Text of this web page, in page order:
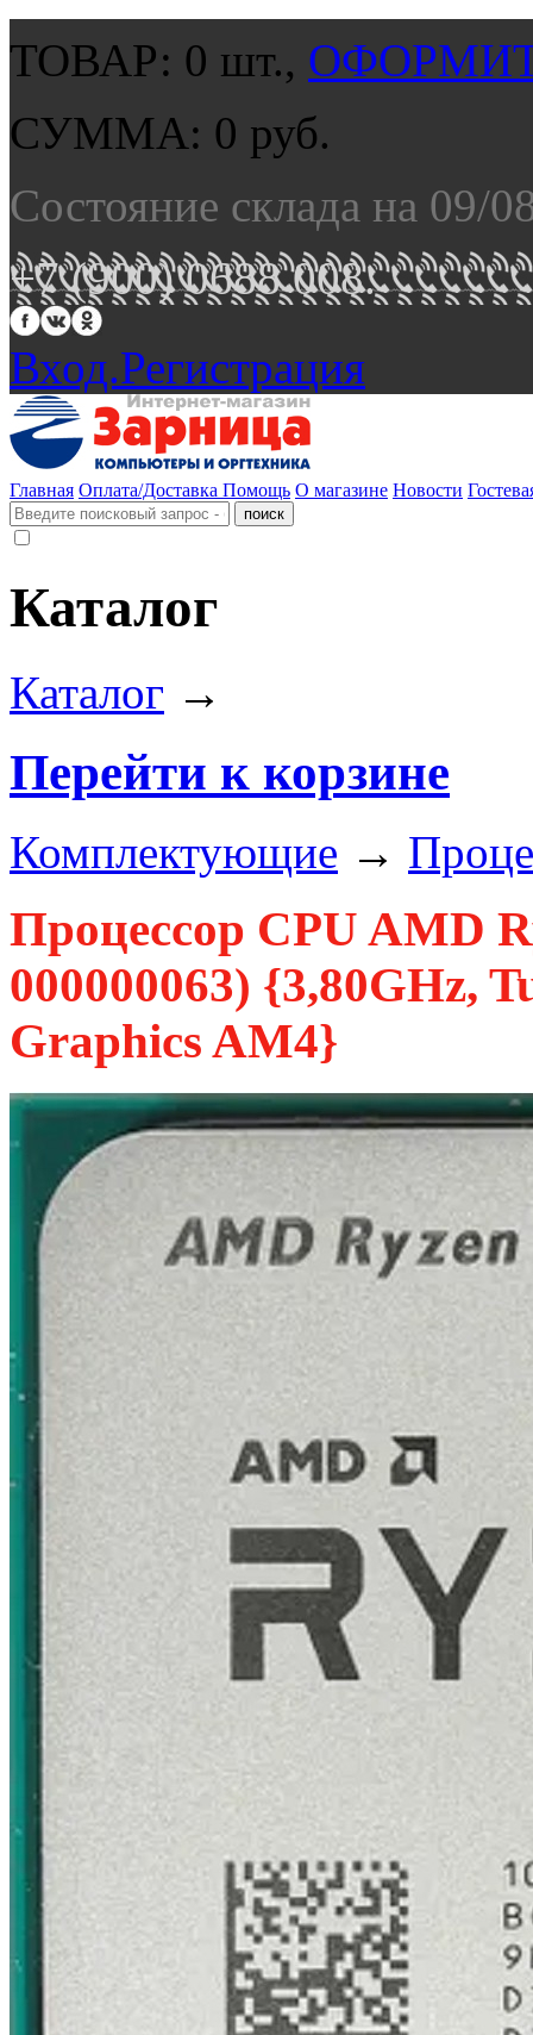
ТОВАР: 0 шт.,
СУММА: 0 руб.
Состояние склада на 09/
+7 (900) 0688 008.
Вход.Регистрация
Главная Оплата/Доставка Помощь О магазине Новости
Каталог
Каталог →
Перейти к корзине
Комплектующие →
Процессор CPU AMD
000000063) {3,80GHz,
Graphics AM4}